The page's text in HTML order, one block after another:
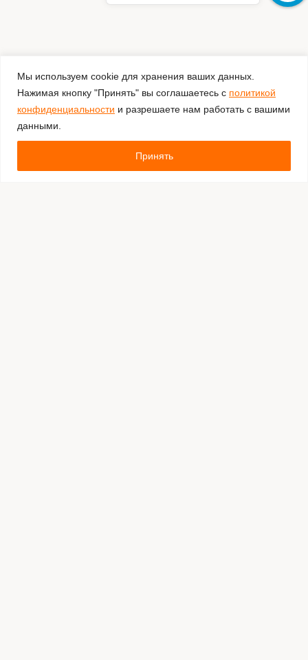
Мы используем cookie для хранения ваших данных.
Нажимая кнопку "Принять" вы соглашаетесь с политикой
конфиденциальности и разрешаете нам работать с вашими
данными.
Принять